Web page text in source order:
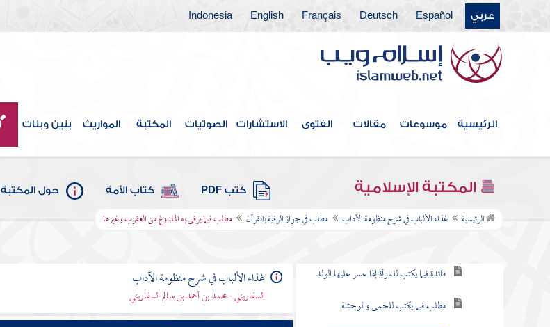
عربي Español
Deutsch
Français
English
Indonesia
الرئيسية موسوعات مقالات الفتوى الاستشارات الصوتيات المكتبة المواريث بنين وبنات
المكتبة الإسلامية كتب PDF كتاب الأمة حول المكتبة
الرئيسية غذاء الألباب في شرح منظومة الآداب مطلب في جواز الرقية بالقرآن مطلب فيما يرقى به الملدوغ من العقرب وغيرها
في مواضع
مطلب في حكم قطع البواسير
مطلب في حكم بط الجرح وقطع
العضو خوف السريان
مطلب في كراهة الكي إلا لحاجة
مطلب في جواز الرقية بالقرآن
فائدة فيما يكتب للمرأة إذا عسر عليها الولد
مطلب فيما يكتب للحمى والوحشة
غذاء الألباب في شرح منظومة الآداب
السفاريني - محمد بن أحمد بن سالم السفاريني